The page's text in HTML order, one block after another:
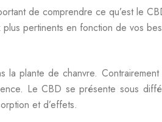
de comprendre ce qu’est le
pertinents en fonction de vos
plante de chanvre.
Le CBD se présente sous
et d’effets.